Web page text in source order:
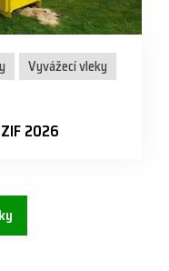
Vyvážecí vleky
2026